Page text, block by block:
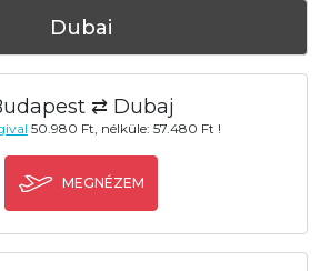
Dubai
⇄ Dubaj
50.980 Ft, nélküle: 57.480 Ft !
MEGNÉZEM